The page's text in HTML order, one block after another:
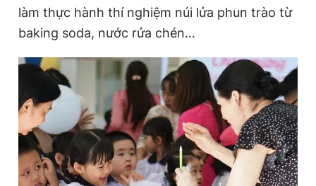
làm thực hành thí nghiệm núi lửa phun trào từ
baking soda, nước rửa chén…